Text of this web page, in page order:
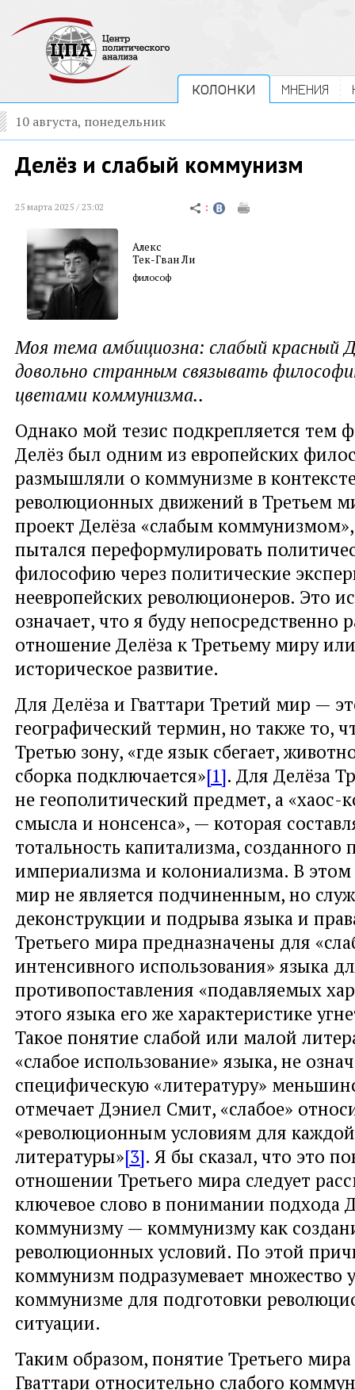
КОЛОНКИ МНЕНИЯ
10 августа, понедельник
Делёз и слабый коммунизм
25 марта 2025 / 23:02
Алекс
Тек-Гван Ли
философ
Моя тема амбициозна: слабый красный
довольно странным связывать
цветами коммунизма..
Однако мой тезис подкрепляется тем
Делёз был одним из европейских
размышляли о коммунизме в
революционных движений в Третьем
проект Делёза «слабым
пытался переформулировать
философию через политические
неевропейских революционеров. Это
означает, что я буду непосредственно
отношение Делёза к Третьему миру
историческое развитие.
Для Делёза и Гваттари Третий мир —
географический термин, но также то,
Третью зону, «где язык сбегает,
сборка подключается»[1]. Для Делёза
не геополитический предмет, а «хаос-
смысла и нонсенса», — которая
тотальность капитализма, созданного
империализма и колониализма. В
мир не является подчиненным, но
деконструкции и подрыва языка и
Третьего мира предназначены для
интенсивного использования» языка
противопоставления «подавляемых
этого языка его же характеристике
Такое понятие слабой или малой
«слабое использование» языка, не
специфическую «литературу»
отмечает Дэниел Смит, «слабое»
«революционным условиям для каждой
литературы»[3]. Я бы сказал, что это
отношении Третьего мира следует
ключевое слово в понимании подхода
коммунизму — коммунизму как
революционных условий. По этой
коммунизм подразумевает множество
коммунизме для подготовки
ситуации.
Таким образом, понятие Третьего мира
Гваттари относительно слабого